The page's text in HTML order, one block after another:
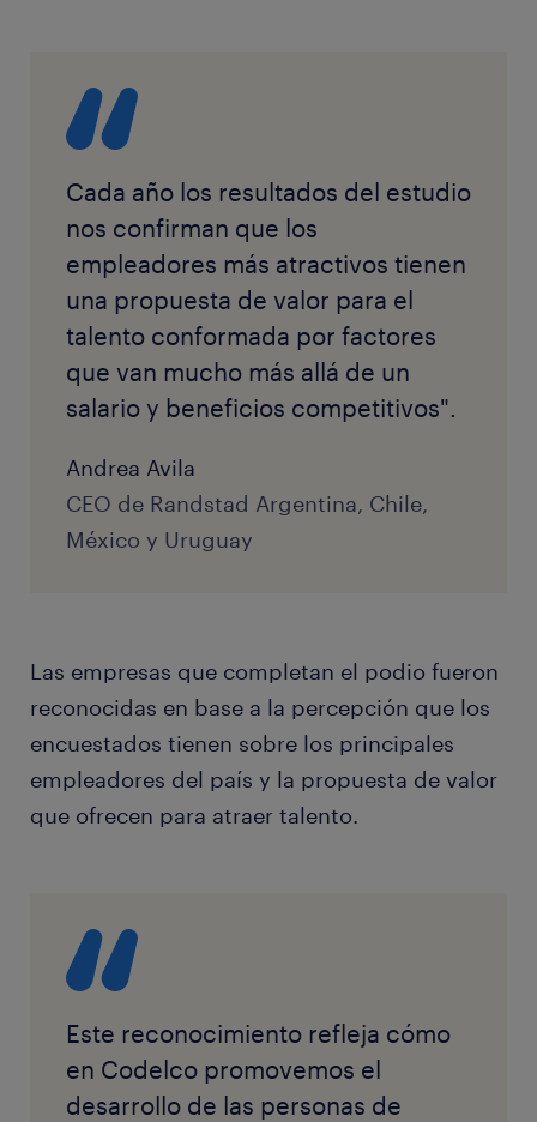
Cada año los resultados del estudio
nos confirman que los
empleadores más atractivos tienen
una propuesta de valor para el
talento conformada por factores
que van mucho más allá de un
salario y beneficios competitivos".
Andrea Avila
CEO de Randstad Argentina, Chile,
México y Uruguay
Las empresas que completan el podio fueron
reconocidas en base a la percepción que los
encuestados tienen sobre los principales
empleadores del país y la propuesta de valor
que ofrecen para atraer talento.
Este reconocimiento refleja cómo
en Codelco promovemos el
desarrollo de las personas de